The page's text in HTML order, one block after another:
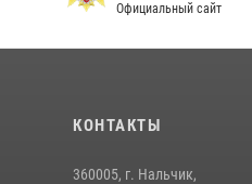
Официальный сайт
КОНТАКТЫ
360005, г. Нальчик,